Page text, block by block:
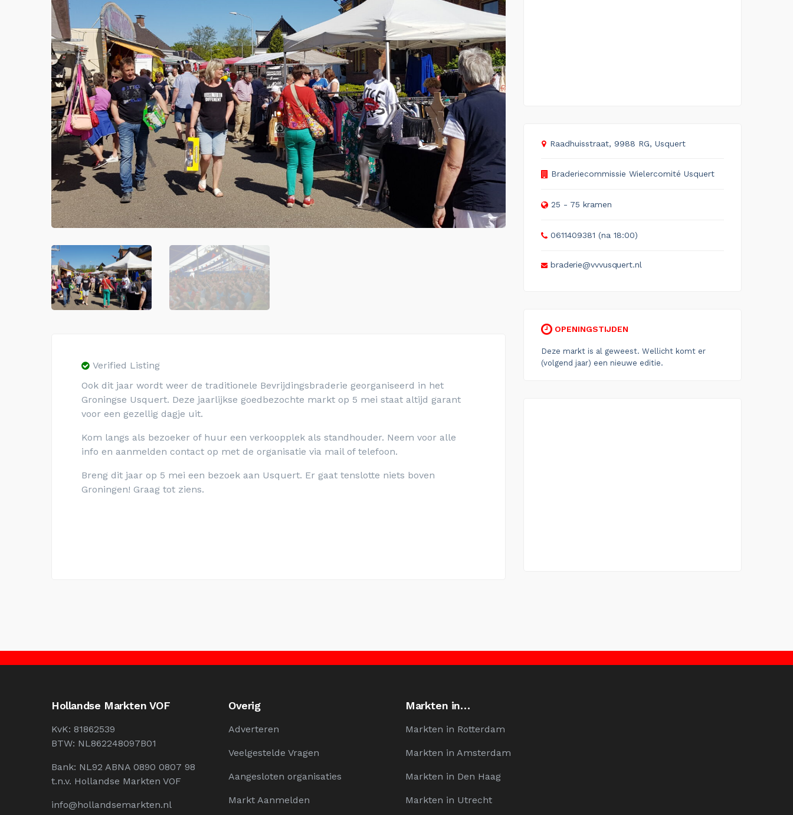
Verified Listing
Ook dit jaar wordt weer de traditionele Bevrijdingsbraderie georganiseerd in het
Groningse Usquert. Deze jaarlijkse goedbezochte markt op 5 mei staat altijd garant
voor een gezellig dagje uit.
Kom langs als bezoeker of huur een verkoopplek als standhouder. Neem voor alle
info en aanmelden contact op met de organisatie via mail of telefoon.
Breng dit jaar op 5 mei een bezoek aan Usquert. Er gaat tenslotte niets boven
Groningen! Graag tot ziens.
Raadhuisstraat, 9988 RG, Usquert
Braderiecommissie Wielercomité Usquert
25 - 75 kramen
0611409381 (na 18:00)
braderie@vvvusquert.nl
OPENINGSTIJDEN
Deze markt is al geweest. Wellicht komt er
(volgend jaar) een nieuwe editie.
Hollandse Markten VOF
KvK: 81862539
BTW: NL862248097B01
Bank: NL92 ABNA 0890 0807 98
t.n.v. Hollandse Markten VOF
info@hollandsemarkten.nl
Overig
Adverteren
Veelgestelde Vragen
Aangesloten organisaties
Markt Aanmelden
Markten in…
Markten in Rotterdam
Markten in Amsterdam
Markten in Den Haag
Markten in Utrecht